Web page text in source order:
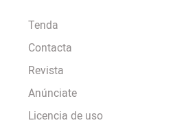
Tenda
Contacta
Revista
Anúnciate
Licencia de uso